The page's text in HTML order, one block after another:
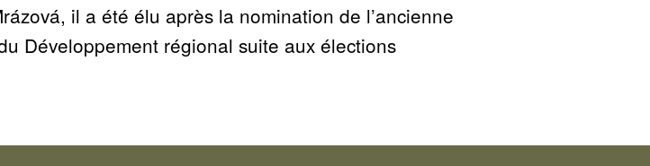
il a été élu après la nomination de l’ancienne
Développement régional suite aux élections